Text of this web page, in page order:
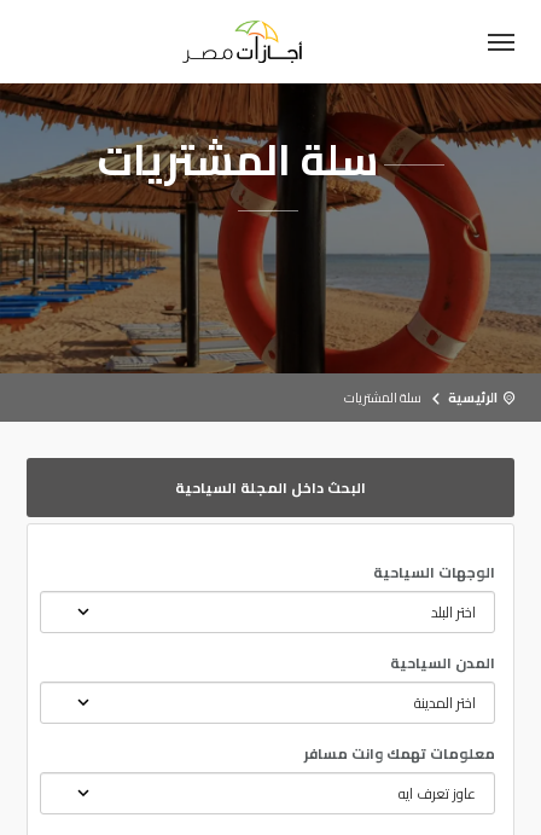
سلة المشتريات
الرئيسية سلة المشتريات
البحث داخل المجلة السياحية
الوجهات السياحية
المدن السياحية
معلومات تهمك وانت مسافر